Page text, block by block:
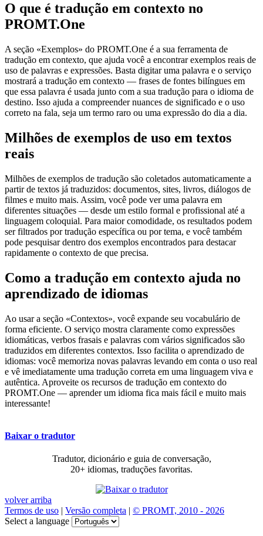
O que é tradução em contexto no
PROMT.One
A seção «Exemplos» do PROMT.One é a sua ferramenta de
tradução em contexto, que ajuda você a encontrar exemplos reais de
uso de palavras e expressões. Basta digitar uma palavra e o serviço
mostrará a tradução em contexto — frases de fontes bilíngues em
que essa palavra é usada junto com a sua tradução para o idioma de
destino. Isso ajuda a compreender nuances de significado e o uso
correto na fala, seja um termo raro ou uma expressão do dia a dia.
Milhões de exemplos de uso em textos
reais
Milhões de exemplos de tradução são coletados automaticamente a
partir de textos já traduzidos: documentos, sites, livros, diálogos de
filmes e muito mais. Assim, você pode ver uma palavra em
diferentes situações — desde um estilo formal e profissional até a
linguagem coloquial. Para maior comodidade, os resultados podem
ser filtrados por tradução específica ou por tema, e você também
pode pesquisar dentro dos exemplos encontrados para destacar
rapidamente o contexto de que precisa.
Como a tradução em contexto ajuda no
aprendizado de idiomas
Ao usar a seção «Contextos», você expande seu vocabulário de
forma eficiente. O serviço mostra claramente como expressões
idiomáticas, verbos frasais e palavras com vários significados são
traduzidos em diferentes contextos. Isso facilita o aprendizado de
idiomas: você memoriza novas palavras levando em conta o uso real
e vê imediatamente uma tradução correta em uma linguagem viva e
autêntica. Aproveite os recursos de tradução em contexto do
PROMT.One — aprender um idioma fica mais fácil e muito mais
interessante!
Baixar o tradutor
Tradutor, dicionário e guia de conversação,
20+ idiomas, traduções favoritas.
volver arriba
Termos de uso | Versão completa | © PROMT, 2010 - 2026
Select a language